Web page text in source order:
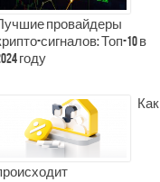
провайдеры
сигналов: Топ-10 в
году
Как